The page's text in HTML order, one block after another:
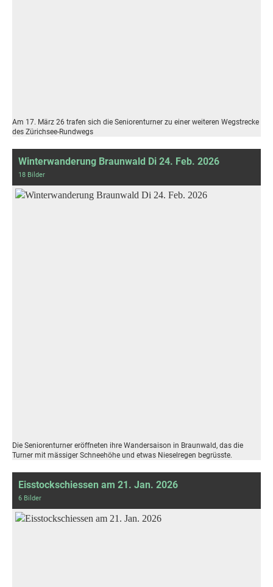
Am 17. März 26 trafen sich die Seniorenturner zu einer weiteren Wegstrecke
des Zürichsee-Rundwegs
Winterwanderung Braunwald Di 24. Feb. 2026
18 Bilder
Die Seniorenturner eröffneten ihre Wandersaison in Braunwald, das die
Turner mit mässiger Schneehöhe und etwas Nieselregen begrüsste.
Eisstockschiessen am 21. Jan. 2026
6 Bilder